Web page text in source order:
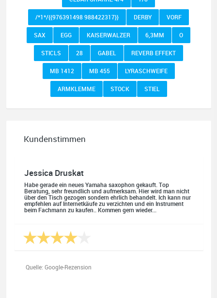
/*1*/{{976391498 988422317}} DERBY VORF
SAX EGG KAISERWALZER 6,3MM O
STICLS 28 GABEL REVERB EFFEKT
MB 1412 MB 455 LYRASCHWEIFE
ARMKLEMME STOCK STIEL
Kundenstimmen
Jessica Druskat
Habe gerade ein neues Yamaha saxophon gekauft. Top
Beratung, sehr freundlich und aufmerksam. Hier wird man nicht
über den Tisch gezogen sondern ehrlich behandelt. Ich kann nur
empfehlen auf Internetkäufe zu verzichten und ein Instrument
beim Fachmann zu kaufen.. Kommen gern wieder...
Quelle: Google-Rezension